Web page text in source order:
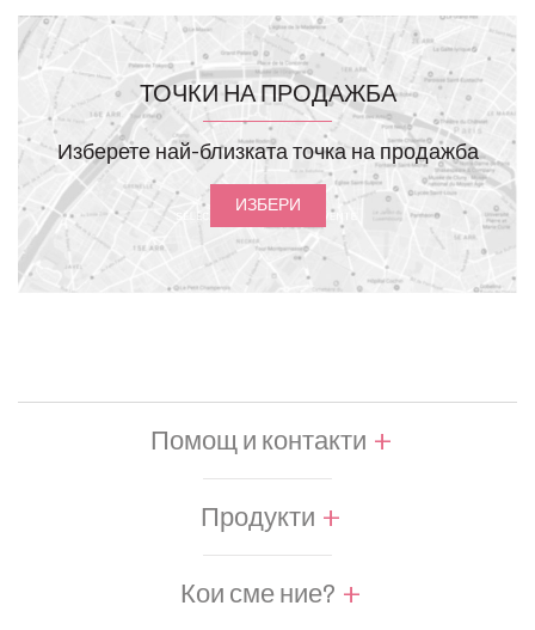
ТОЧКИ НА ПРОДАЖБА
Изберете най-близката точка на продажба
ИЗБЕРИ
Помощ и контакти
Продукти
Кои сме ние?